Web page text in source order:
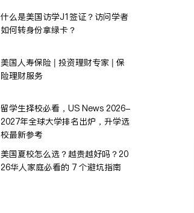
什么是美国访学J1签证？访问学者
如何转身份拿绿卡？
美国人寿保险 | 投资理财专家 | 保
险理财服务
留学生择校必看，US News 2026-
2027年全球大学排名出炉，升学选
校最新参考
美国夏校怎么选？越贵越好吗？20
26华人家庭必看的 7 个避坑指南